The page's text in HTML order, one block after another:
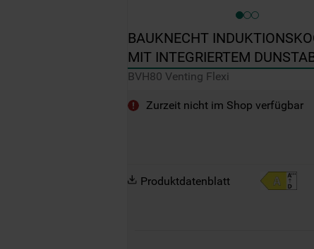
BAUKNECHT
MIT INTEGRIERTEM
BVH80 VENTING FLEXI
BVH80 Venting Flexi
Zurzeit nicht im Shop verfügbar
Produktdatenblatt